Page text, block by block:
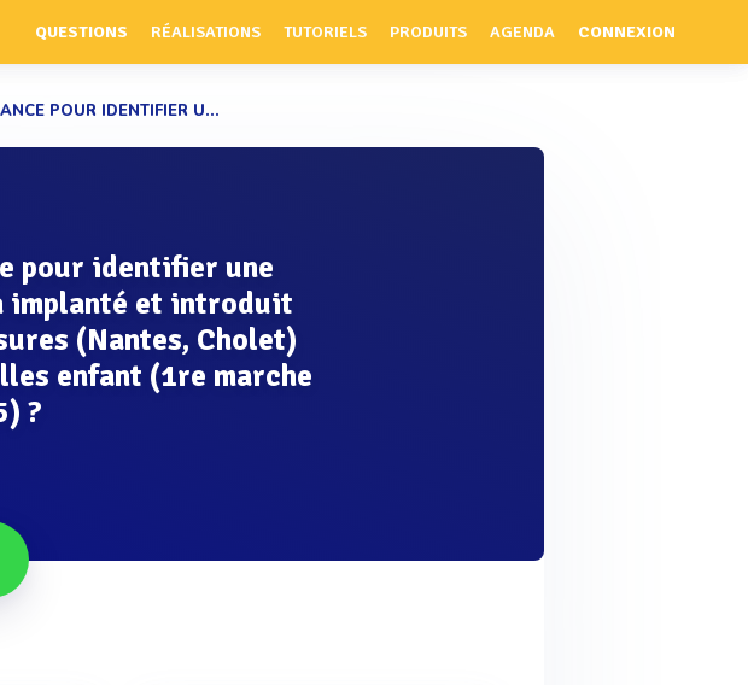
QUESTIONS RÉALISATIONS TUTORIELS PRODUITS AGENDA CONNEXION
POUR IDENTIFIER U...
pour identifier une
implanté et introduit
(Nantes, Cholet)
enfant (1re marche
?